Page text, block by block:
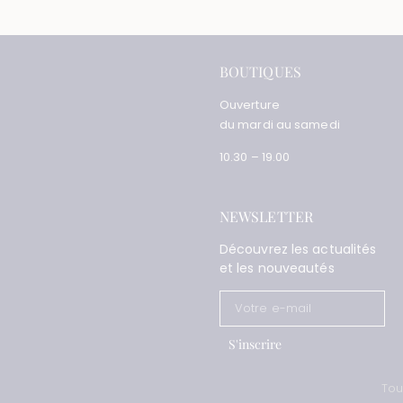
BOUTIQUES
Ouverture
du mardi au samedi
10.30 – 19.00
NEWSLETTER
Découvrez les actualités
et les nouveautés
S'inscrire